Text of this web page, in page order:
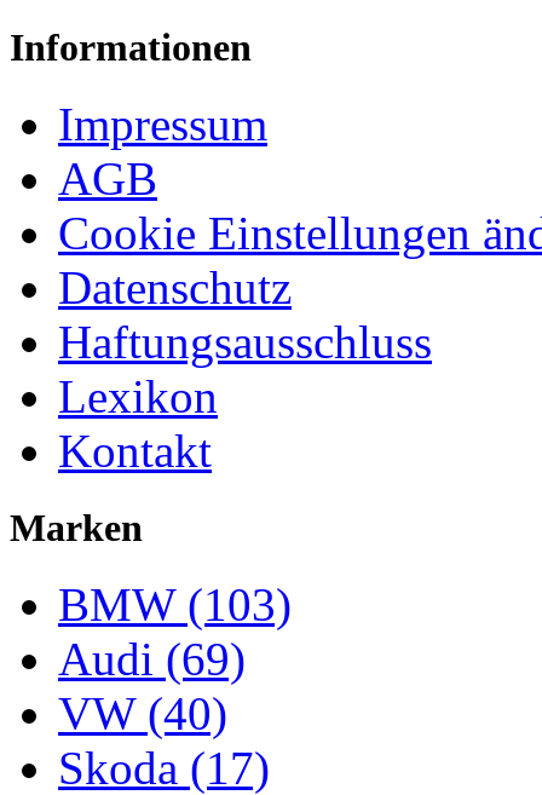
Informationen
Impressum
AGB
Cookie Einstellungen
Datenschutz
Haftungsausschluss
Lexikon
Kontakt
Marken
BMW (103)
Audi (69)
VW (40)
Skoda (17)